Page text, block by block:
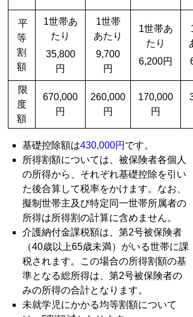
平
等
割
額
1世帯あ
たり
35,800
円
1世帯
あたり
9,700
円
1世帯あ
たり
6,200円
限
度
額
670,000
円
260,000
円
170,000
円
基礎控除額は430,000円 です。
所得割額については、被保険者各個人
の所得から、それぞれ基礎控除を引い
た後合算して税率をかけます。なお、
擬制世帯主及び特定同一世帯所属者の
所得は所得割の計算に含めません。
介護納付金課税額は、第2号被保険者
（40歳以上65歳未満）がいる世帯に課
税されます。この場合の所得割額の基
準となる総所得は、第2号被保険者の
みの所得の合計となります。
未就学児にかかる均等割額について